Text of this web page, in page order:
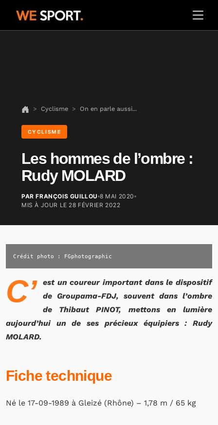
Cyclisme On en parle aussi...
CYCLISME
Les hommes de l’ombre :
Rudy MOLARD
PAR FRANÇOIS GUILLOU 8 MAI 2020
MIS À JOUR LE 28 FÉVRIER 2022
Crédit photo : FGphotographic
C’
est un coureur important dans le dispositif
de Groupama-FDJ, souvent dans l’ombre
de Thibaut PINOT, mettons en lumière
aujourd’hui un de ses précieux équipiers : Rudy
MOLARD.
Fiche technique
Né le 17-09-1989 à Gleizé (Rhône) – 1,78 m / 65 kg